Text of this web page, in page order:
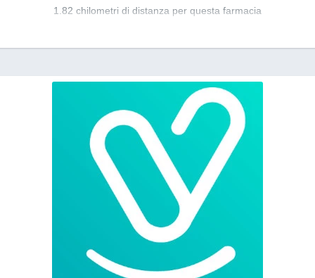
1.82 chilometri di distanza per questa farmacia